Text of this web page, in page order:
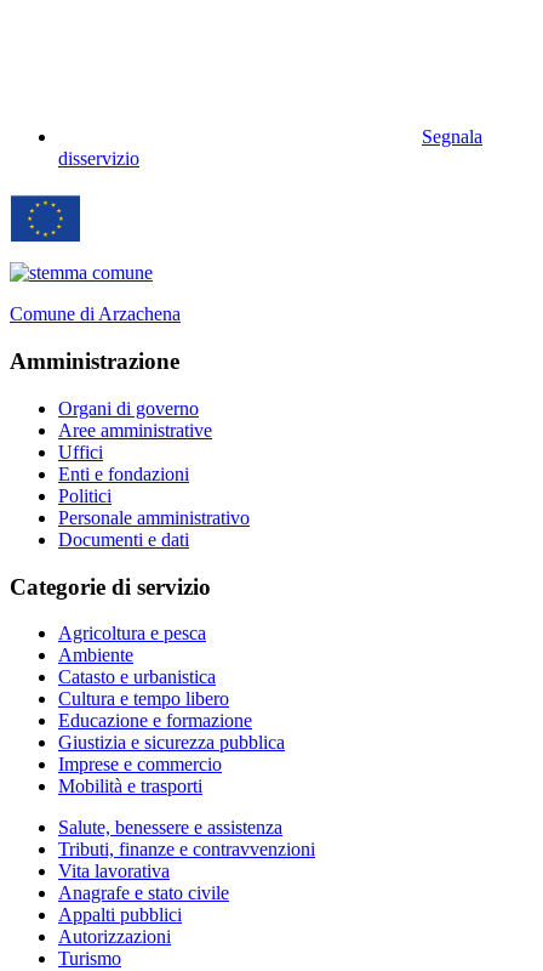
Segnala
disservizio
Comune di Arzachena
Amministrazione
Organi di governo
Aree amministrative
Uffici
Enti e fondazioni
Politici
Personale amministrativo
Documenti e dati
Categorie di servizio
Agricoltura e pesca
Ambiente
Catasto e urbanistica
Cultura e tempo libero
Educazione e formazione
Giustizia e sicurezza pubblica
Imprese e commercio
Mobilità e trasporti
Salute, benessere e assistenza
Tributi, finanze e contravvenzioni
Vita lavorativa
Anagrafe e stato civile
Appalti pubblici
Autorizzazioni
Turismo